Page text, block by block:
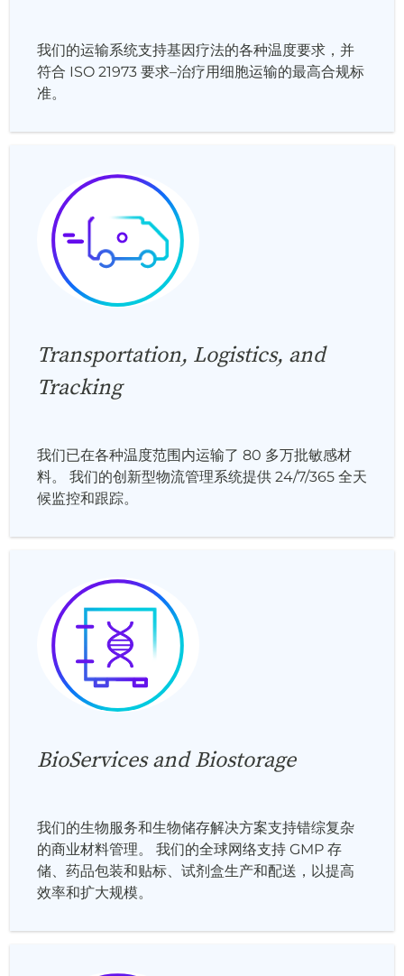
我们的运输系统支持基因疗法的各种温度要求，并
符合 ISO 21973 要求–治疗用细胞运输的最高合规标
准。
Transportation, Logistics, and
Tracking
我们已在各种温度范围内运输了 80 多万批敏感材
料。 我们的创新型物流管理系统提供 24/7/365 全天
候监控和跟踪。
BioServices and Biostorage
我们的生物服务和生物储存解决方案支持错综复杂
的商业材料管理。 我们的全球网络支持 GMP 存
储、药品包装和贴标、试剂盒生产和配送，以提高
效率和扩大规模。